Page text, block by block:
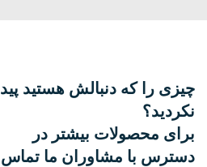
چیزی را که دنبالش هستید پیدا
نکردید؟
برای محصولات بیشتر در
دسترس با مشاوران ما تماس